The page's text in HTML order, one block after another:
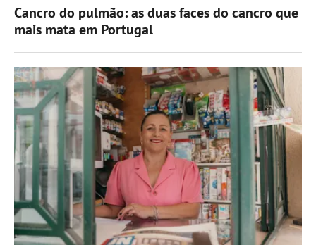
Cancro do pulmão: as duas faces do cancro que
mais mata em Portugal